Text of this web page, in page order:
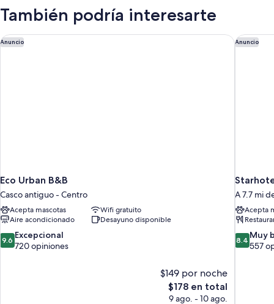
También podría interesarte
Anuncio
Eco Urban B&B
Casco antiguo - Centro
Acepta mascotas
Wifi gratuito
Aire acondicionado
Desayuno disponible
9.6
de
9.6 Excepcional
720 opiniones
$149 por noche
El
precio
$178 en total
9 ago. - 10 ago.
Eco Urban B&B Anuncio
A 7.7 mi
Acepta
8.4
de
8.4 Muy
557